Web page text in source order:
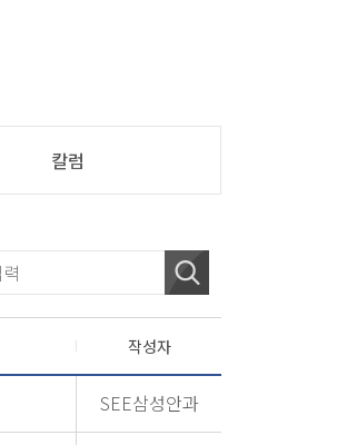
칼럼
작성자
SEE삼성안과